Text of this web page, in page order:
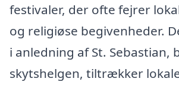
festivaler, der ofte fejrer
og religiøse begivenheder.
i anledning af St. Sebastian,
skytshelgen, tiltrækker